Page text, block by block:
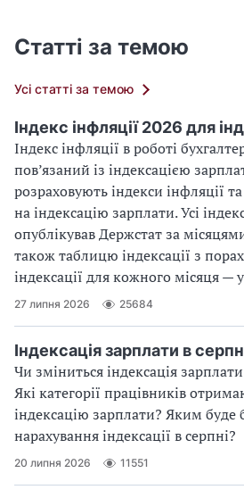
Статті за темою
Усі статті за темою
Індекс інфляції 2026 для
Індекс інфляції в роботі
пов’язаний із індексацією
розраховують індекси інфляції
на індексацію зарплати. Усі
опублікував Держстат за
також таблицю індексації з
індексації для кожного місяця — у
27 липня 2026 25684
Індексація зарплати в
Чи зміниться індексація
Які категорії працівників
індексацію зарплати? Яким буде
нарахування індексації в серпні?
20 липня 2026 11551